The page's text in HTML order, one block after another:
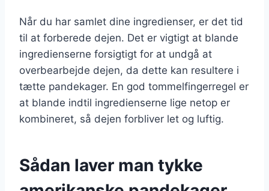
Når du har samlet dine ingredienser, er det tid
til at forberede dejen. Det er vigtigt at blande
ingredienserne forsigtigt for at undgå at
overbearbejde dejen, da dette kan resultere i
tætte pandekager. En god tommelfingerregel er
at blande indtil ingredienserne lige netop er
kombineret, så dejen forbliver let og luftig.
Sådan laver man tykke